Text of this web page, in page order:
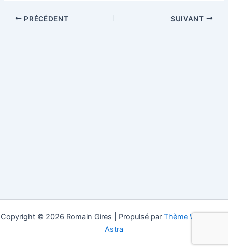
PRÉCÉDENT SUIVANT
Copyright © 2026 Romain Gires | Propulsé par Thème WordPress
Astra